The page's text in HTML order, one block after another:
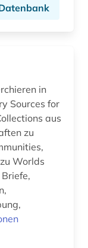
in
Sources for
aus
zu
Worlds